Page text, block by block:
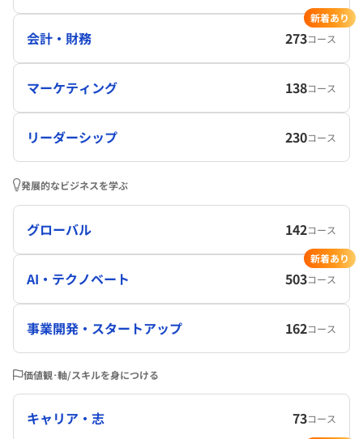
会計・財務 273コース
新着あり
マーケティング 138コース
リーダーシップ 230コース
発展的なビジネスを学ぶ
グローバル 142コース
AI・テクノベート 503コース
新着あり
事業開発・スタートアップ 162コース
価値観･軸/スキルを身につける
キャリア・志 73コース